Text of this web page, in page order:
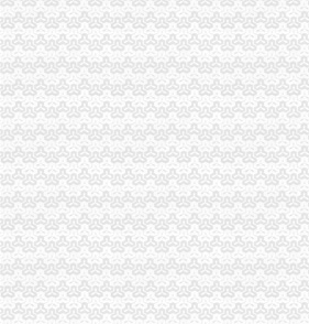
时代都汇小区租房,一室一厅,茶园新区时代都汇
茶园新区,河东大厦写字楼,共4层.6000平米一层
【重庆茶园新区代办公司】_重庆列表网
江苏财务咨询公司_财务咨询厂_生产厂家企业公
重庆市南岸区长生桥镇茶园新城区玉马路1号（
南岸茶园轻轨现房电影院超市商业街区应有尽
茶园新城区庆隆高尔夫别墅拍卖公告_新浪重庆
重庆茶园新区代办公司_列表网
【重庆省茶园新区印到杯子上机器】价格,厂家,
【图】南岸长生桥茶园新区代账会计/工商注册
重庆茶园新区科技园一期平基土石方及路基工
【5图】茶园新区标准厂房代净化车间-南岸厂
重庆市南岸区长生桥镇茶园新城区玉马路1号C
中国第三代总部基地诞生重庆茶园新区-生态茶